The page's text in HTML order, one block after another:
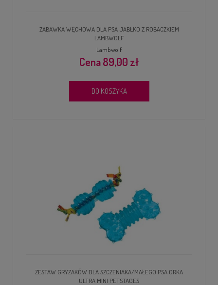
ZABAWKA WĘCHOWA DLA PSA JABŁKO Z ROBACZKIEM
LAMBWOLF
Lambwolf
89,00 zł
DO KOSZYKA
ZESTAW GRYZAKÓW DLA SZCZENIAKA/MAŁEGO PSA ORKA
ULTRA MINI PETSTAGES